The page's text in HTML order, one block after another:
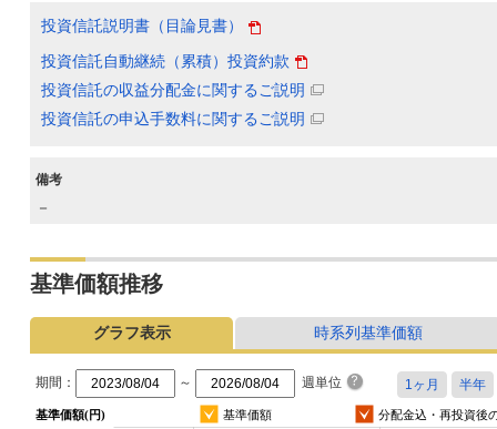
投資信託説明書（目論見書）
投資信託自動継続（累積）投資約款
投資信託の収益分配金に関するご説明
投資信託の申込手数料に関するご説明
備考
－
基準価額推移
グラフ表示 時系列基準価額
期間： ～ 週単位
基準価額(円) 基準価額 分配金込・再投資後